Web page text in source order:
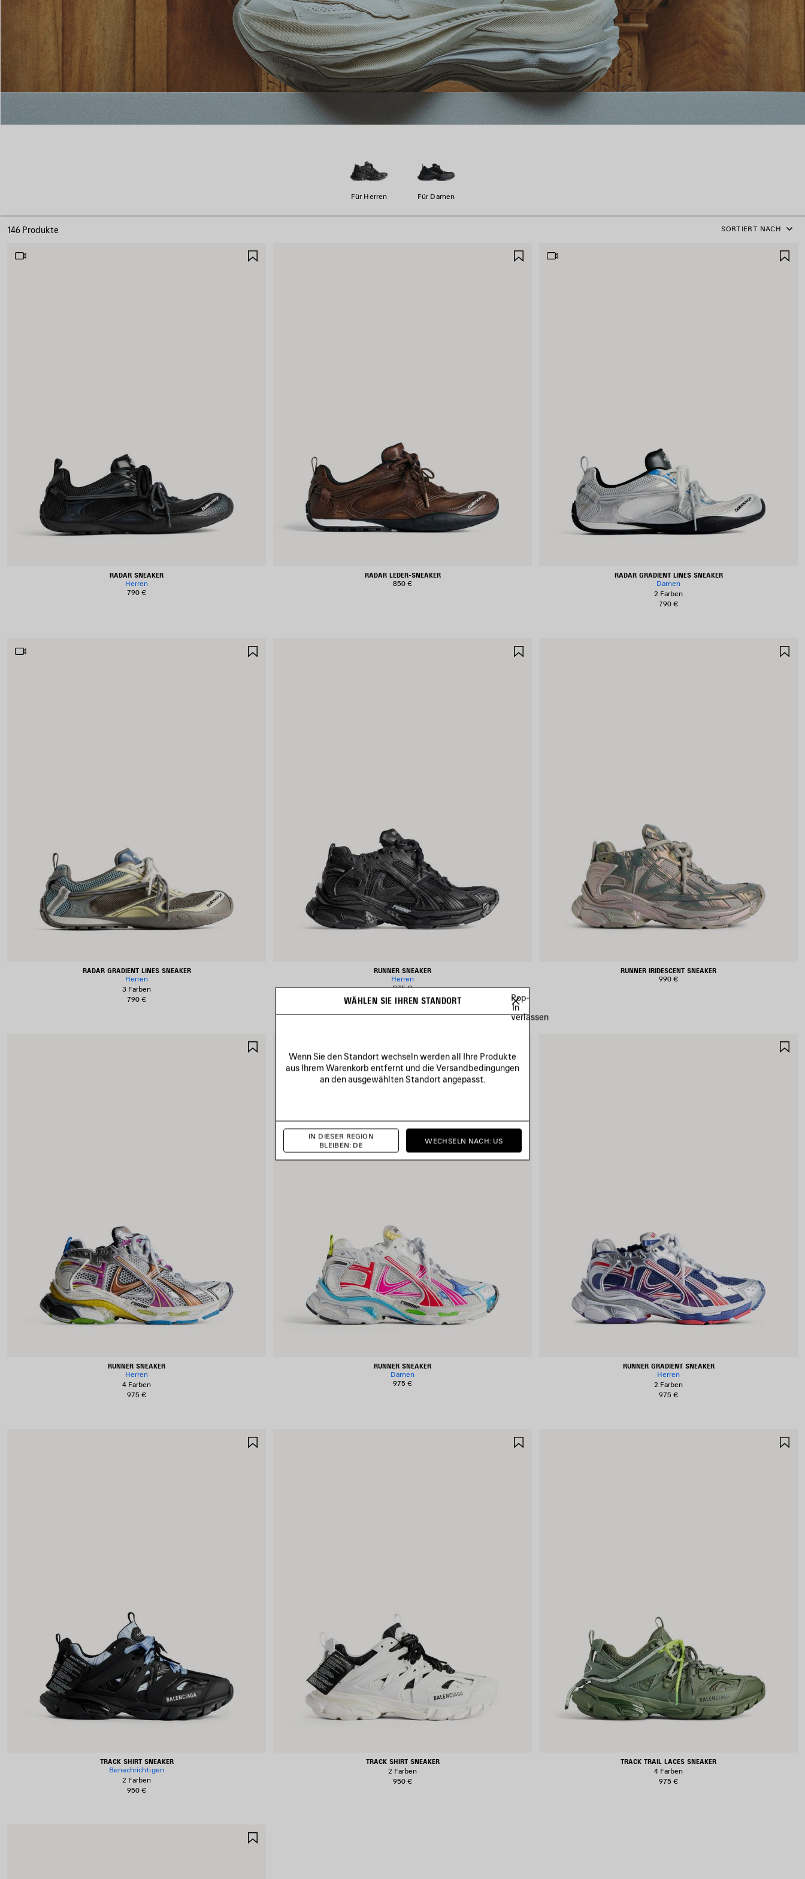
Für Herren Für Damen
146 Produkte SORTIERT NACH
RADAR SNEAKER
Herren
790 €
ARTIKEL
RADAR LEDER-SNEAKER
850 €
RADAR GRADIENT LINES SNEAKER
Damen
2 Farben
790 €
RADAR GRADIENT LINES SNEAKER
Herren
3 Farben
790 €
RUNNER SNEAKER
Herren
975 €
RUNNER IRIDESCENT SNEAKER
990 €
SPEICHERN
RUNNER SNEAKER
Herren
4 Farben
975 €
RUNNER SNEAKER
Damen
975 €
RUNNER GRADIENT SNEAKER
Herren
2 Farben
975 €
TRACK SHIRT SNEAKER
Benachrichtigen
2 Farben
950 €
TRACK SHIRT SNEAKER
2 Farben
950 €
TRACK TRAIL LACES SNEAKER
4 Farben
975 €
WÄHLEN SIE IHREN STANDORT
Pop-
In
verlassen
Wenn Sie den Standort wechseln werden all Ihre Produkte
aus Ihrem Warenkorb entfernt und die Versandbedingungen
an den ausgewählten Standort angepasst.
IN DIESER REGION
BLEIBEN: DE
WECHSELN NACH: US